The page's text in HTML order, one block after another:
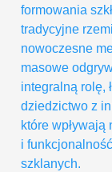
formowania
tradycyjne
nowoczesne
masowe
integralną rolę,
dziedzictwo z
które wpływają
i
szklanych.